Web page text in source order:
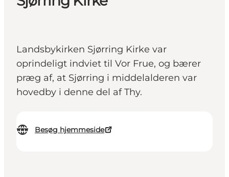
Landsbykirken Sjørring Kirke var
oprindeligt indviet til Vor Frue, og bærer
præg af, at Sjørring i middelalderen var
hovedby i denne del af Thy.
Besøg hjemmeside